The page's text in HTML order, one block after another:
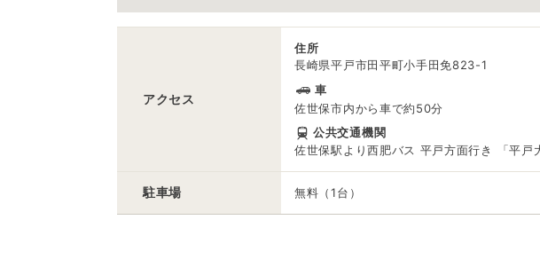
アクセス
住所
長崎県平戸市田平町小手田免823-1
車
佐世保市内から車で約50分
公共交通機関
佐世保駅より西肥バス 平戸方面行き 「平戸
駐車場 無料（1台）